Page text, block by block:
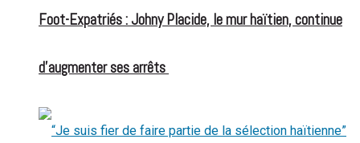
Foot-Expatriés : Johny Placide, le mur haïtien, continue
d’augmenter ses arrêts